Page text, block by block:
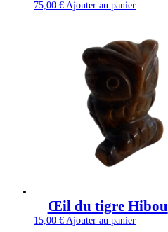
75,00 € Ajouter au panier
Œil du tigre Hibou
15,00 € Ajouter au panier